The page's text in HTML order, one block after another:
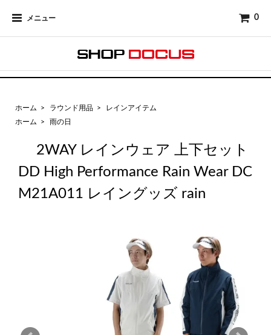
メニュー 0
ホーム > ラウンド用品 >
レインアイテム
ホーム
> 雨の日
2WAY レインウェア 上下セット
DD High Performance Rain Wear DC
M21A011 レイングッズ rain